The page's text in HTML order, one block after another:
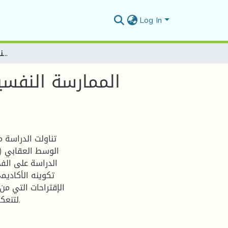
Log In
" الممارسة النفسية للأخصائي النفساني العيادي في الوسط العقابي (السجن)بين التكويـن النظــري والعمــل الميـــداني.
تناولت
الوسط العقابي
الدراسة على
تكوينه
الإقتراحات
لتنعكس إيجابا على الممارسة العيادية له, وعلى توقعات المرضى.